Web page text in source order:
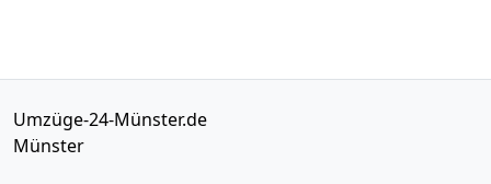
Umzüge-24-Münster.de
Münster